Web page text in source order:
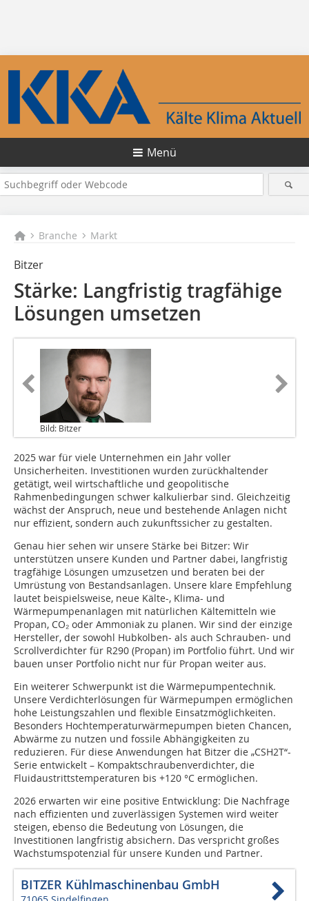
Menü
Branche Markt
Bitzer
Stärke: Langfristig tragfähige
Lösungen umsetzen
Bild: Bitzer
2025 war für viele Unternehmen ein Jahr voller
Unsicherheiten. Investitionen wurden zurückhaltender
getätigt, weil wirtschaftliche und geopolitische
Rahmenbedingungen schwer kalkulierbar sind. Gleichzeitig
wächst der Anspruch, neue und bestehende Anlagen nicht
nur effizient, sondern auch zukunftssicher zu gestalten.
Genau hier sehen wir unsere Stärke bei Bitzer: Wir
unterstützen unsere Kunden und Partner dabei, langfristig
tragfähige Lösungen umzusetzen und beraten bei der
Umrüstung von Bestandsanlagen. Unsere klare Empfehlung
lautet beispielsweise, neue Kälte-, Klima- und
Wärmepumpenanlagen mit natürlichen Kältemitteln wie
Propan, CO₂ oder Ammoniak zu planen. Wir sind der einzige
Hersteller, der sowohl Hubkolben- als auch Schrauben- und
Scrollverdichter für R290 (Propan) im Portfolio führt. Und wir
bauen unser Portfolio nicht nur für Propan weiter aus.
Ein weiterer Schwerpunkt ist die Wärmepumpentechnik.
Unsere Verdichterlösungen für Wärmepumpen ermöglichen
hohe Leistungszahlen und flexible Einsatzmöglichkeiten.
Besonders Hochtemperaturwärmepumpen bieten Chancen,
Abwärme zu nutzen und fossile Abhängigkeiten zu
reduzieren. Für diese Anwendungen hat Bitzer die „CSH2T“-
Serie entwickelt – Kompaktschraubenverdichter, die
Fluidaustrittstemperaturen bis +120 °C ermöglichen.
2026 erwarten wir eine positive Entwicklung: Die Nachfrage
nach effizienten und zuverlässigen Systemen wird weiter
steigen, ebenso die Bedeutung von Lösungen, die
Investitionen langfristig absichern. Das verspricht großes
Wachstumspotenzial für unsere Kunden und Partner.
BITZER Kühlmaschinenbau GmbH